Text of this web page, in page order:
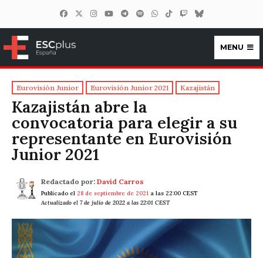
ESCplus España
MENU
Eurovisión Junior Eurovisión Junior 2021 Kazajistán
Kazajistán abre la
convocatoria para elegir a su
representante en Eurovisión
Junior 2021
Redactado por: David Carros
Publicado el 28 de septiembre de 2021 a las 22:00 CEST
Actualizado el 7 de julio de 2022 a las 22:01 CEST